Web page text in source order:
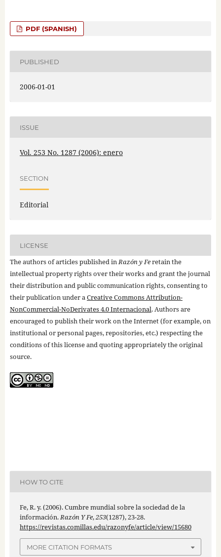
PDF (SPANISH)
PUBLISHED
2006-01-01
ISSUE
Vol. 253 No. 1287 (2006): enero
SECTION
Editorial
LICENSE
The authors of articles published inRazón y Feretain the
intellectual property rights over their works and grant the journal
their distribution and public communication rights, consenting to
their publication under aCreative Commons Attribution-
NonCommercial-NoDerivates 4.0 Internacional. Authors are
encouraged to publish their work on the Internet (for example, on
institutional or personal pages, repositories, etc.) respecting the
conditions of this license and quoting appropriately the original
source.
HOW TO CITE
Fe, R. y. (2006). Cumbre mundial sobre la sociedad de la
información.Razón Y Fe,253(1287), 23-28.
https://revistas.comillas.edu/razonyfe/article/view/15680
MORE CITATION FORMATS